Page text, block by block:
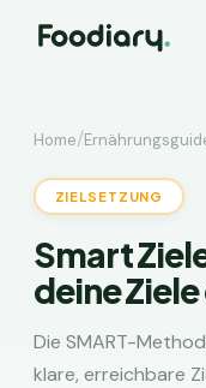
Home/
ZIELSETZUNG
Smart
deine
Die SMART-
klare, erreichbare